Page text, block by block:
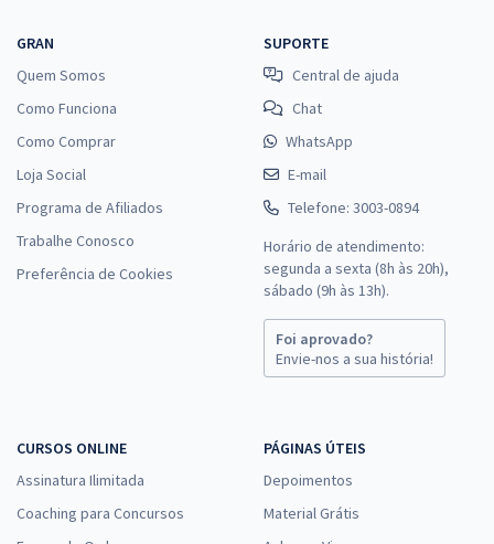
GRAN
Quem Somos
Como Funciona
Como Comprar
Loja Social
Programa de Afiliados
Trabalhe Conosco
Preferência de Cookies
SUPORTE
Central de ajuda
Chat
WhatsApp
E-mail
Telefone: 3003-0894
Horário de atendimento:
segunda a sexta (8h às 20h),
sábado (9h às 13h).
Foi aprovado?
Envie-nos a sua história!
CURSOS ONLINE
Assinatura Ilimitada
Coaching para Concursos
PÁGINAS ÚTEIS
Depoimentos
Material Grátis